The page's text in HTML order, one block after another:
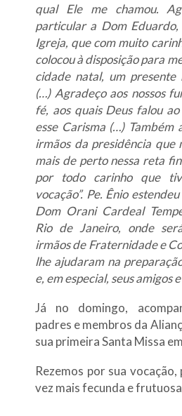
qual Ele me chamou.
particular a Dom
Igreja, que com muito
colocou à disposição para
cidade natal, um presente
(…) Agradeço aos nossos
fé, aos quais Deus falou
esse Carisma (…) Também
irmãos da presidência que
mais de perto nessa reta
por todo carinho que
vocação”. Pe. Ênio
Dom Orani Cardeal
Rio de Janeiro, onde
irmãos de Fraternidade e
lhe ajudaram na
e, em especial, seus amigos
Já no domingo,
padres e membros da
sua primeira Santa Missa
Rezemos por sua vocação,
vez mais fecunda e